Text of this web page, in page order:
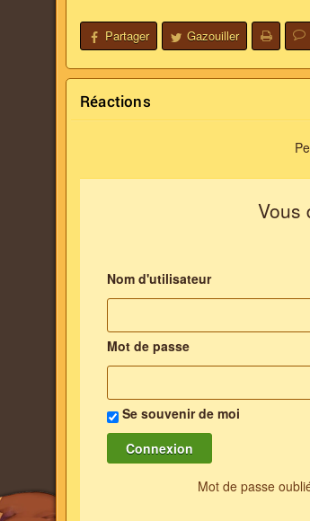
Partager Gazouiller
Réactions
Vous
Nom d'utilisateur
Mot de passe
Se souvenir de moi
Mot de passe